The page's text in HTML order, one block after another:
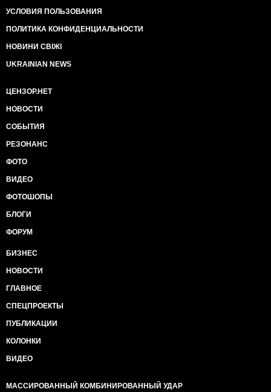
УСЛОВИЯ ПОЛЬЗОВАНИЯ
ПОЛИТИКА КОНФИДЕНЦИАЛЬНОСТИ
НОВИНИ СВІЖІ
UKRAINIAN NEWS
ЦЕНЗОР.НЕТ
НОВОСТИ
СОБЫТИЯ
РЕЗОНАНС
ФОТО
ВИДЕО
ФОТОШОПЫ
БЛОГИ
ФОРУМ
БИЗНЕС
НОВОСТИ
ГЛАВНОЕ
СПЕЦПРОЕКТЫ
ПУБЛИКАЦИИ
КОЛОНКИ
ВИДЕО
МАССИРОВАННЫЙ КОМБИНИРОВАННЫЙ УДАР